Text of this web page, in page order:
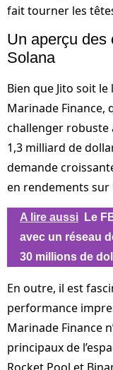
fait tourner les
Un aperçu des
Solana
Bien que Jito soit
Marinade Finance,
challenger robuste
1,3 milliard de
demande
en rendements sur
A lire aussi
Le
avec un réseau
30 millions de
En outre, il est
performance
Marinade Finance
principaux de